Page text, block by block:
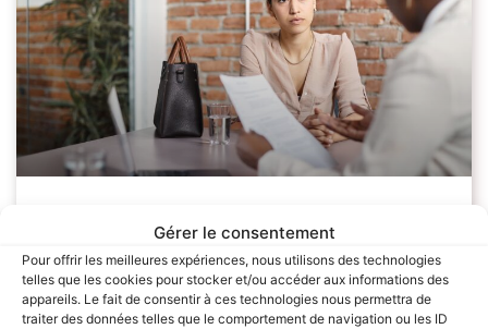
Gérer le consentement
Pour offrir les meilleures expériences, nous utilisons des technologies
telles que les cookies pour stocker et/ou accéder aux informations des
appareils. Le fait de consentir à ces technologies nous permettra de
traiter des données telles que le comportement de navigation ou les ID
Les étapes clés pour réussir sa
négociation salariale : Guide complet
pour les candidats